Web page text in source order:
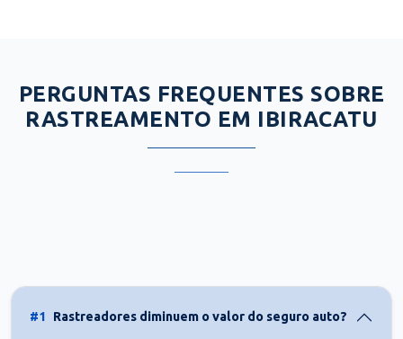
PERGUNTAS FREQUENTES SOBRE
RASTREAMENTO EM IBIRACATU
#1 Rastreadores diminuem o valor do seguro auto?